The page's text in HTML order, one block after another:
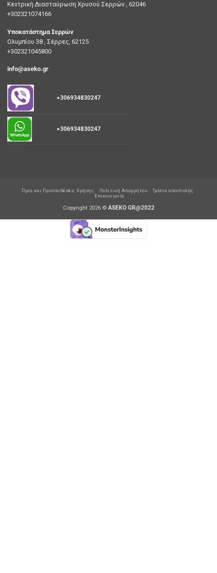
Κεντρική Διασταύρωση Χρυσού Σερρών , 62046
+302321074166
Υποκατάστημα Σερρών
Ολυμπίου 38 , Σέρρες, 62125
+302321045800
info@aseko.gr
+306934830247
+306934830247
Όροι και Προϋποθέσεις Χρήσης Πολιτική Απορρήτου
Τρόποι αποστολής
Επικοινωνία
Copyright 2026 © ASEKO GR@2022